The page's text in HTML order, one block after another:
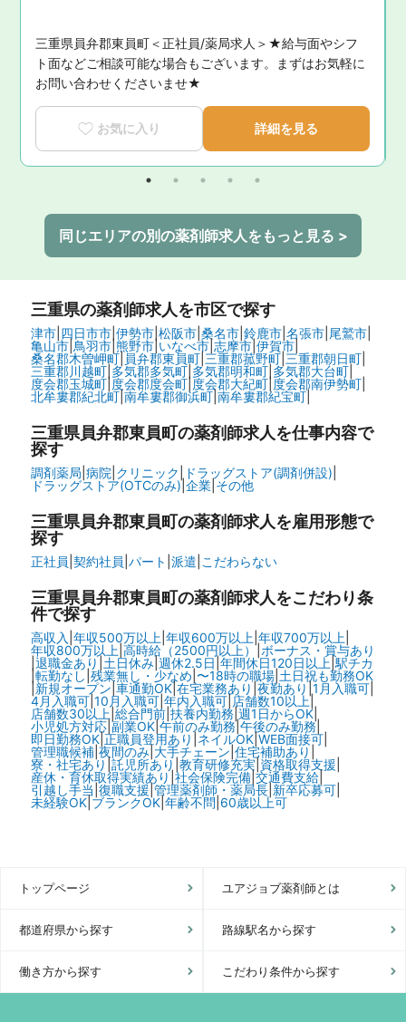
三重県員弁郡東員町＜正社員/薬局求人＞★給与面やシフ
ト面などご相談可能な場合もございます。まずはお気軽に
お問い合わせくださいませ★
お気に入り 詳細を見る
同じエリアの別の薬剤師求人をもっと見る >
三重県の薬剤師求人を市区で探す
津市| 四日市市| 伊勢市| 松阪市| 桑名市| 鈴鹿市| 名張市| 尾鷲市|
亀山市| 鳥羽市|熊野市|いなべ市| 志摩市| 伊賀市|
桑名郡木曽岬町| 員弁郡東員町| 三重郡菰野町| 三重郡朝日町|
三重郡川越町| 多気郡多気町| 多気郡明和町| 多気郡大台町|
度会郡玉城町| 度会郡度会町| 度会郡大紀町| 度会郡南伊勢町|
北牟婁郡紀北町| 南牟婁郡御浜町| 南牟婁郡紀宝町|
三重県員弁郡東員町の薬剤師求人を仕事内容で
探す
調剤薬局 病院 クリニック ドラッグストア(調剤併設)
ドラッグストア(OTCのみ)| 企業| その他
三重県員弁郡東員町の薬剤師求人を雇用形態で
探す
正社員 契約社員 パート 派遣 こだわらない
三重県員弁郡東員町の薬剤師求人をこだわり条
件で探す
高収入 年収500万以上 年収600万以上 年収700万以上
年収800万以上 高時給（2500円以上）| ボーナス・賞与あり
退職金あり 土日休み| 週休2.5日 年間休日120日以上 駅チカ
|転勤なし 残業無し・少なめ 〜18時の職場| 土日祝も勤務OK
|新規オープン 車通勤OK|在宅業務あり 夜勤あり 1月入職可|
4月入職可| 10月入職可| 年内入職可| 店舗数10以上|
店舗数30以上 総合門前| 扶養内勤務 週1日からOK|
小児処方対応| 副業OK| 午前のみ勤務| 午後のみ勤務|
即日勤務OK| 正職員登用あり ネイルOK| WEB面接可|
管理職候補| 夜間のみ| 大手チェーン 住宅補助あり
寮・社宅あり 託児所あり 教育研修充実| 資格取得支援
産休・育休取得実績あり 社会保険完備| 交通費支給|
引越し手当 復職支援 |管理薬剤師・薬局長| 新卒応募可|
未経験OK| ブランクOK| 年齢不問 60歳以上可
トップページ ユアジョブ薬剤師とは
都道府県から探す 路線駅名から探す
働き方から探す こだわり条件から探す